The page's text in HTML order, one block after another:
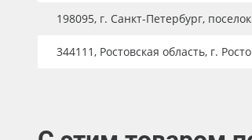
198095, г. Санкт-Петербург,
344111, Ростовская область, г.